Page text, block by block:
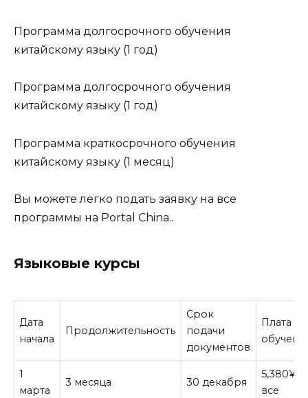
Программа долгосрочного обучения
китайскому языку (1 год)
Программа долгосрочного обучения
китайскому языку (1 год)
Программа краткосрочного обучения
китайскому языку (1 месяц)
Вы можете легко подать заявку на все
программы на Portal China..
Языковые курсы
Дата
начала
Продолжительность
Срок
подачи
документов
Плата за
1
марта
3 месяца 30 декабря
5,380¥
все